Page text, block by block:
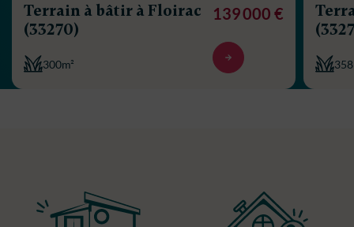
Terrain à bâtir à Floirac
(33270)
300m²
139 000 €